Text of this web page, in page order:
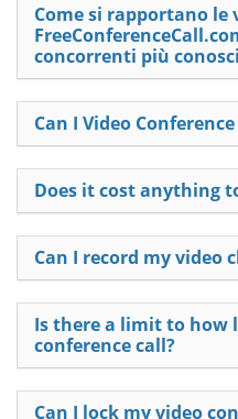
Come si rapportano le
concorrenti più
Can I Video
Does it cost anything
Can I record my video
Is there a limit to how
conference call?
Can I lock my video